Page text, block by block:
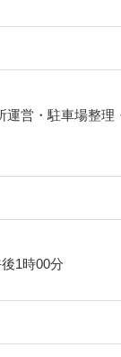
運営・駐車場整理
1時00分